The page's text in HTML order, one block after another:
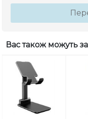
Вас також можуть